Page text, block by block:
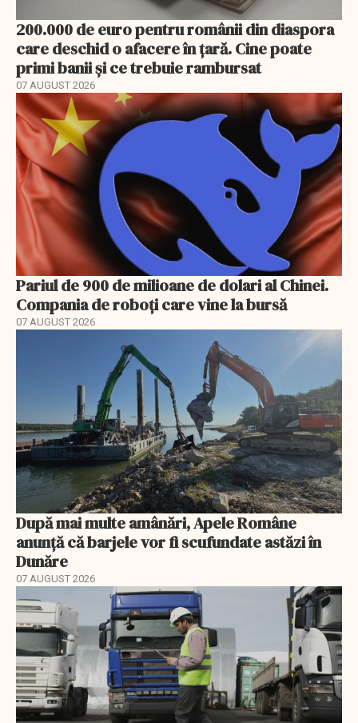
200.000 de euro pentru românii din diaspora
care deschid o afacere în țară. Cine poate
primi banii și ce trebuie rambursat
07 AUGUST 2026
Pariul de 900 de milioane de dolari al Chinei.
Compania de roboți care vine la bursă
07 AUGUST 2026
După mai multe amânări, Apele Române
anunță că barjele vor fi scufundate astăzi în
Dunăre
07 AUGUST 2026